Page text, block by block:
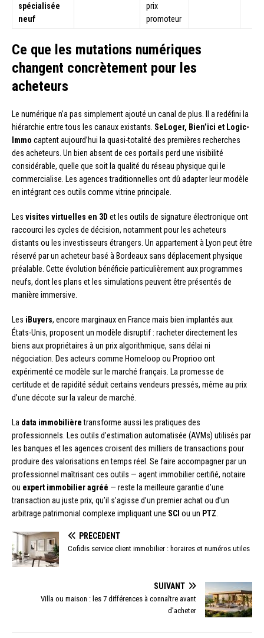
spécialisée
neuf
prix
promoteur
Ce que les mutations numériques
changent concrètement pour les
acheteurs
Le numérique n’a pas simplement ajouté un canal de plus. Il a redéfini la
hiérarchie entre tous les canaux existants. SeLoger, Bien’ici et Logic-
Immo captent aujourd’hui la quasi-totalité des premières recherches
des acheteurs. Un bien absent de ces portails perd une visibilité
considérable, quelle que soit la qualité du réseau physique qui le
commercialise. Les agences traditionnelles ont dû adapter leur modèle
en intégrant ces outils comme vitrine principale.
Les visites virtuelles en 3D et les outils de signature électronique ont
raccourci les cycles de décision, notamment pour les acheteurs
distants ou les investisseurs étrangers. Un appartement à Lyon peut être
réservé par un acheteur basé à Bordeaux sans déplacement physique
préalable. Cette évolution bénéficie particulièrement aux programmes
neufs, dont les plans et les simulations peuvent être présentés de
manière immersive.
Les iBuyers, encore marginaux en France mais bien implantés aux
États-Unis, proposent un modèle disruptif : racheter directement les
biens aux propriétaires à un prix algorithmique, sans délai ni
négociation. Des acteurs comme Homeloop ou Proprioo ont
expérimenté ce modèle sur le marché français. La promesse de
certitude et de rapidité séduit certains vendeurs pressés, même au prix
d’une décote sur la valeur de marché.
La data immobilièretransforme aussi les pratiques des
professionnels. Les outils d’estimation automatisée (AVMs) utilisés par
les banques et les agences croisent des milliers de transactions pour
produire des valorisations en temps réel. Se faire accompagner par un
professionnel maîtrisant ces outils — agent immobilier certifié, notaire
ou expert immobilier agréé — reste la meilleure garantie d’une
transaction au juste prix, qu’il s’agisse d’un premier achat ou d’un
arbitrage patrimonial complexe impliquant une SCI ou un PTZ
PRÉCÉDENT
Cofidis service client immobilier : horaires et numéros utiles
SUIVANT
Villa ou maison : les 7 différences à connaître avant
d’acheter